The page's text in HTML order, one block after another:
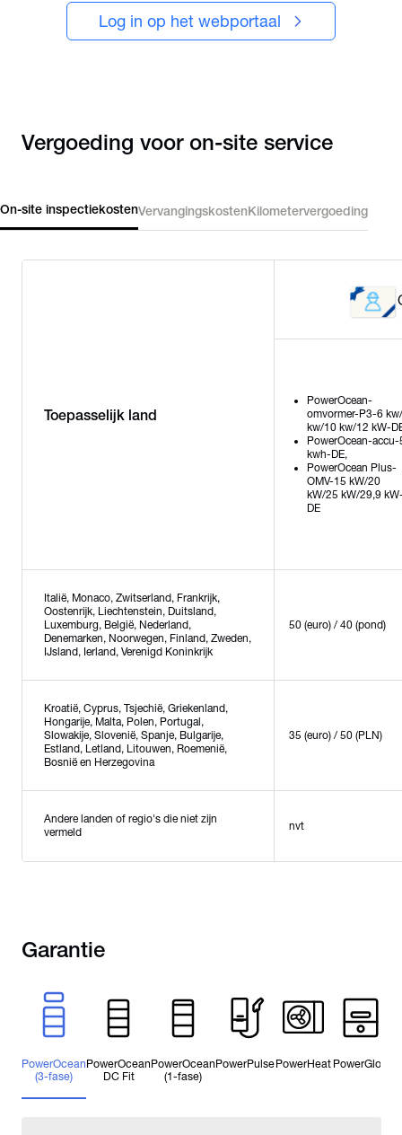
Log in op het webportaal
Vergoeding voor on-site service
On-site inspectiekostenVervangingskostenKilometervergoeding
Toepasselijk land
PowerOcean-
omvormer-P3-6
kw/10 kw/12 kW-
PowerOcean-accu-
kwh-DE,
PowerOcean Plus-
OMV-15 kW/20
kW/25 kW/29,9
DE
Italië, Monaco, Zwitserland, Frankrijk,
Oostenrijk, Liechtenstein, Duitsland,
Luxemburg, België, Nederland,
Denemarken, Noorwegen, Finland, Zweden,
IJsland, Ierland, Verenigd Koninkrijk
50 (euro) / 40 (pond)
Kroatië, Cyprus, Tsjechië, Griekenland,
Hongarije, Malta, Polen, Portugal,
Slowakije, Slovenië, Spanje, Bulgarije,
Estland, Letland, Litouwen, Roemenië,
Bosnië en Herzegovina
35 (euro) / 50 (PLN)
Andere landen of regio's die niet zijn
vermeld
nvt
Garantie
PowerOcean
(3-fase)
PowerOcean
DC Fit
PowerOcean
(1-fase)
PowerPulse PowerHeat PowerGlow